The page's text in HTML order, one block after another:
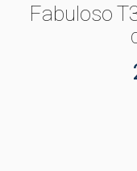
Fabuloso